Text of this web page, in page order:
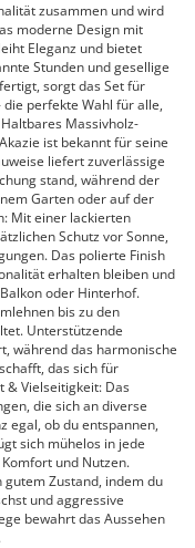
zusammen und wird
moderne Design mit
Eleganz und bietet
Stunden und gesellige
sorgt das Set für
perfekte Wahl für alle,
Massivholz-
ist bekannt für seine
liefert zuverlässige
stand, während der
Garten oder auf der
Mit einer lackierten
Schutz vor Sonne,
Das polierte Finish
erhalten bleiben und
oder Hinterhof.
bis zu den
Unterstützende
während das harmonische
das sich für
& Vielseitigkeit: Das
die sich an diverse
egal, ob du entspannen,
sich mühelos in jede
und Nutzen.
gutem Zustand, indem du
und aggressive
bewahrt das Aussehen